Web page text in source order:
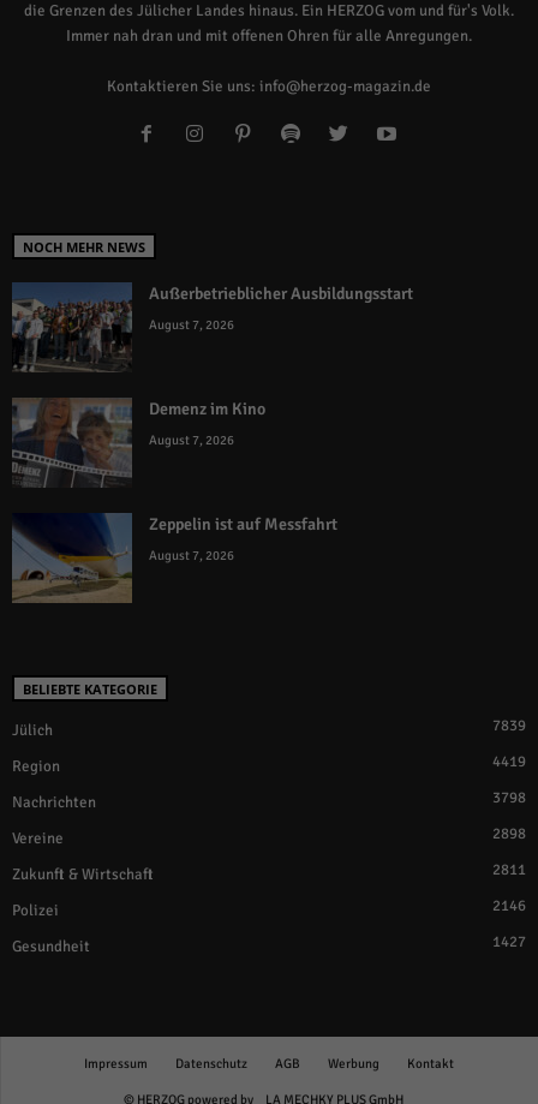
die Grenzen des Jülicher Landes hinaus. Ein HERZOG vom und für's Volk.
Immer nah dran und mit offenen Ohren für alle Anregungen.
Kontaktieren Sie uns: info@herzog-magazin.de
NOCH MEHR NEWS
Außerbetrieblicher Ausbildungsstart
August 7, 2026
Demenz im Kino
August 7, 2026
Zeppelin ist auf Messfahrt
August 7, 2026
BELIEBTE KATEGORIE
Jülich 7839
Region 4419
Nachrichten 3798
Vereine 2898
Zukunft & Wirtschaft 2811
Polizei 2146
Gesundheit 1427
Impressum Datenschutz AGB Werbung Kontakt
© HERZOG powered by LA MECHKY PLUS GmbH